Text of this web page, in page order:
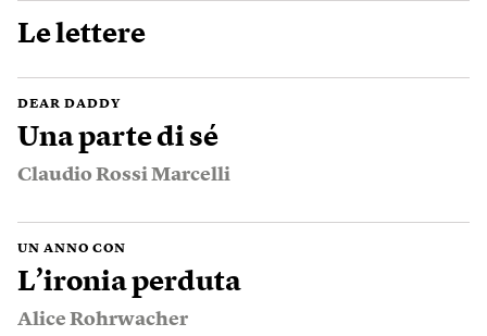
Le lettere
DEAR DADDY
Una parte di sé
Claudio Rossi Marcelli
UN ANNO CON
L’ironia perduta
Alice Rohrwacher